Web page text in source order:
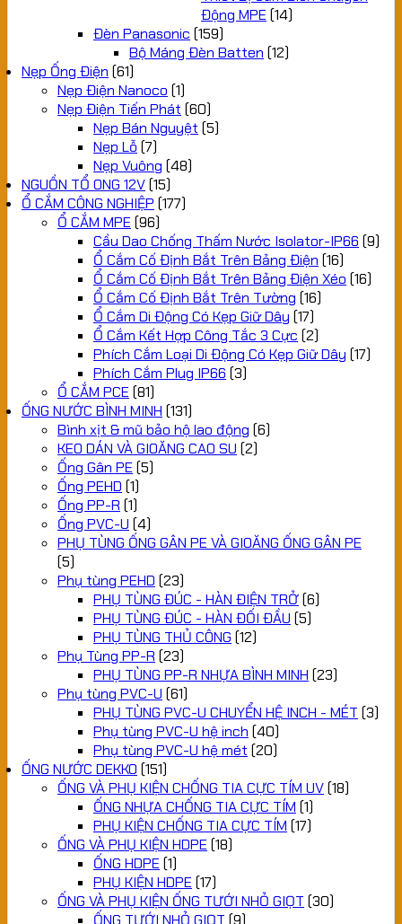
Động MPE (14)
Đèn Panasonic (159)
Bộ Máng Đèn Batten (12)
Nẹp Ống Điện (61)
Nẹp Điện Nanoco (1)
Nẹp Điện Tiến Phát (60)
Nẹp Bán Nguyệt (5)
Nẹp Lỗ (7)
Nẹp Vuông (48)
NGUỒN TỔ ONG 12V(15)
Ổ CẮM CÔNG NGHIỆP (177)
Ổ CẮM MPE (96)
Cầu Dao Chống Thấm Nước Isolator-IP66 (9)
Ổ Cắm Cố Định Bắt Trên Bảng Điện (16)
Ổ Cắm Cố Định Bắt Trên Bảng Điện Xéo (16)
Ổ Cắm Cố Định Bắt Trên Tường (16)
Ổ Cắm Di Động Có Kẹp Giữ Dây (17)
Ổ Cắm Kết Hợp Công Tắc 3 Cực (2)
Phích Cắm Loại Di Động Có Kẹp Giữ Dây (17)
Phích Cắm Plug IP66 (3)
Ổ CẮM PCE (81)
ỐNG NƯỚC BÌNH MINH (131)
Bình xịt & mũ bảo hộ lao động (6)
KEO DÁN VÀ GIOĂNG CAO SU (2)
Ống Gân PE (5)
Ống PEHD (1)
Ống PP-R (1)
Ống PVC-U (4)
PHỤ TÙNG ỐNG GÂN PE VÀ GIOĂNG ỐNG GÂN PE
(5)
Phụ tùng PEHD (23)
PHỤ TÙNG ĐÚC - HÀN ĐIỆN TRỞ(6)
PHỤ TÙNG ĐÚC - HÀN ĐỐI ĐẦU (5)
PHỤ TÙNG THỦ CÔNG (12)
Phụ Tùng PP-R (23)
PHỤ TÙNG PP-R NHỰA BÌNH MINH (23)
Phụ tùng PVC-U (61)
PHỤ TÙNG PVC-U CHUYỂN HỆ INCH - MÉT (3)
Phụ tùng PVC-U hệ inch (40)
Phụ tùng PVC-U hệ mét (20)
ỐNG NƯỚC DEKKO (151)
ỐNG VÀ PHỤ KIỆN CHỐNG TIA CỰC TÍM UV(18)
ỐNG NHỰA CHỐNG TIA CỰC TÍM (1)
PHỤ KIỆN CHỐNG TIA CỰC TÍM (17)
ỐNG VÀ PHỤ KIỆN HDPE (18)
ỐNG HDPE (1)
PHỤ KIỆN HDPE (17)
ỐNG VÀ PHỤ KIỆN ỐNG TƯỚI NHỎ GIỌT (30)
ỐNG TƯỚI NHỎ GIỌT (9)